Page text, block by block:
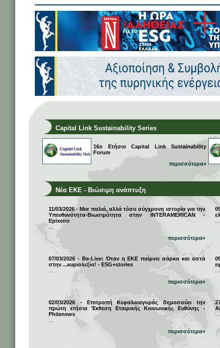
Capital Link Sustainability Series
16ο Ετήσιο Capital Link Sustainability
Forum
περισσότερα»
Νέα ΕΚΕ - Βιώσιμη ανάπτυξη
11/03/2026 - Μια παλιά, αλλά τόσο σύγχρονη ιστορία για την
Υπευθυνότητα-Βιωσιμότητα στην INTERAMERICAN -
Epixeiro
περισσότερα»
07/03/2026 - Be-Live: Όταν η ΕΚΕ παίρνει σάρκα και οστά
στην ...κυριολεξία! - ESG+stories
περισσότερα»
02/03/2026 - Επιτροπή Κεφαλαιαγοράς δημοσιεύει την
πρώτη ετήσια Έκθεση Εταιρικής Κοινωνικής Ευθύνης -
Philenews
περισσότερα»